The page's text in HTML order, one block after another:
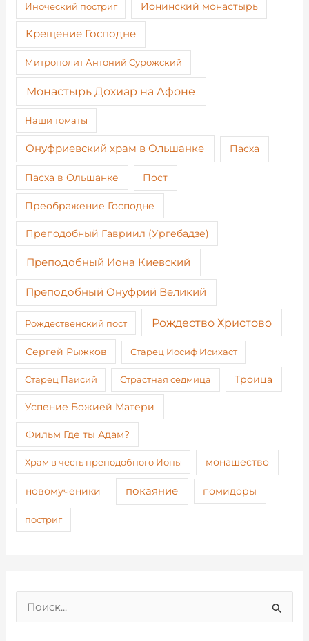
Иноческий постриг Ионинский монастырь
Крещение Господне
Митрополит Антоний Сурожский
Монастырь Дохиар на Афоне
Наши томаты
Онуфриевский храм в Ольшанке Пасха
Пасха в Ольшанке Пост
Преображение Господне
Преподобный Гавриил (Ургебадзе)
Преподобный Иона Киевский
Преподобный Онуфрий Великий
Рождественский пост Рождество Христово
Сергей Рыжков Старец Иосиф Исихаст
Старец Паисий Страстная седмица Троица
Успение Божией Матери
Фильм Где ты Адам?
Храм в честь преподобного Ионы монашество
новомученики покаяние помидоры
постриг